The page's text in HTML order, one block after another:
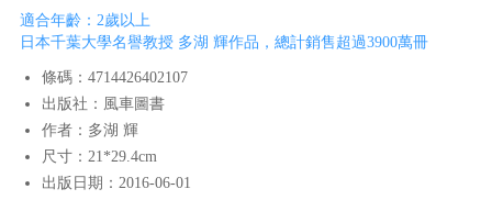
適合年齡：2歲以上
日本千葉大學名譽教授 多湖 輝作品，總計銷售超過3900萬冊
條碼：4714426402107
出版社：風車圖書
作者：多湖 輝
尺寸：21*29.4cm
出版日期：2016-06-01